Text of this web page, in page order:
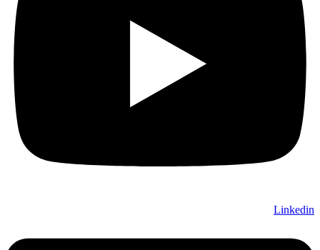
Linkedin